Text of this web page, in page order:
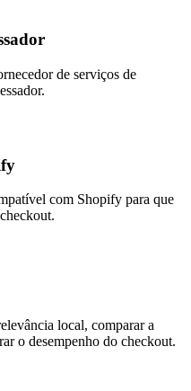
de serviços de
com Shopify para que
local, comparar a
o desempenho do checkout.